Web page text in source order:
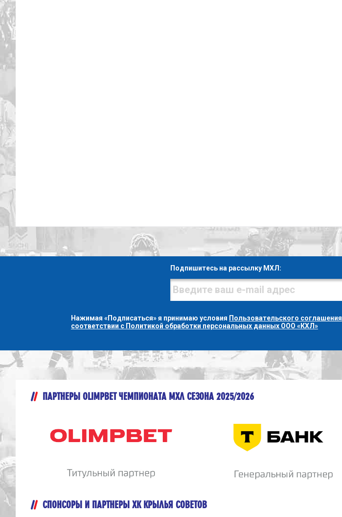
Подпишитесь на рассылку МХЛ:
Нажимая «Подписаться» я принимаю условия Пользовательского соглашения
соответствии с Политикой обработки персональных данных ООО «КХЛ»
ПАРТНЕРЫ OLIMPBET ЧЕМПИОНАТА МХЛ СЕЗОНА 2025/2026
СПОНСОРЫ И ПАРТНЕРЫ ХК КРЫЛЬЯ СОВЕТОВ